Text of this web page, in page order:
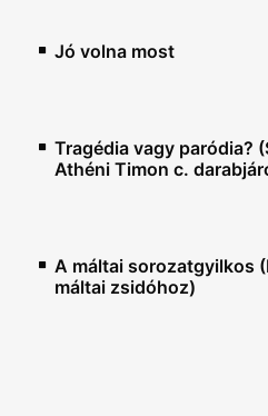
Jó volna most
Tragédia vagy paródia?
Athéni Timon c.
A máltai sorozatgyilkos
máltai zsidóhoz)